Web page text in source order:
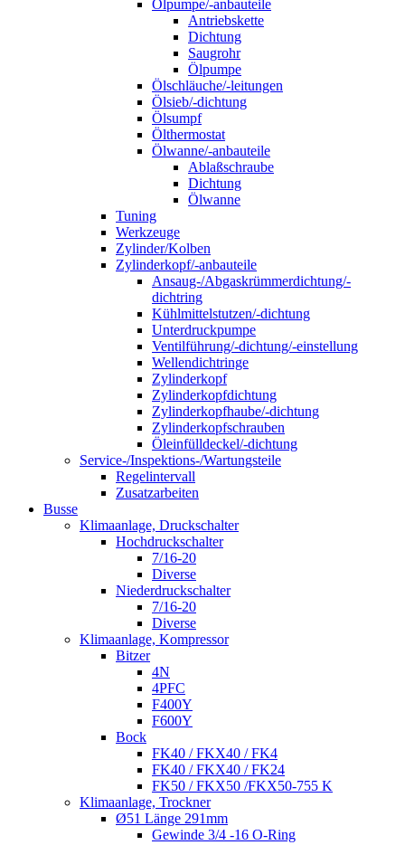
Ölpumpe/-anbauteile
Antriebskette
Dichtung
Saugrohr
Ölpumpe
Ölschläuche/-leitungen
Ölsieb/-dichtung
Ölsumpf
Ölthermostat
Ölwanne/-anbauteile
Ablaßschraube
Dichtung
Ölwanne
Tuning
Werkzeuge
Zylinder/Kolben
Zylinderkopf/-anbauteile
Ansaug-/Abgaskrümmerdichtung/-
dichtring
Kühlmittelstutzen/-dichtung
Unterdruckpumpe
Ventilführung/-dichtung/-einstellung
Wellendichtringe
Zylinderkopf
Zylinderkopfdichtung
Zylinderkopfhaube/-dichtung
Zylinderkopfschrauben
Öleinfülldeckel/-dichtung
Service-/Inspektions-/Wartungsteile
Regelintervall
Zusatzarbeiten
Busse
Klimaanlage, Druckschalter
Hochdruckschalter
7/16-20
Diverse
Niederdruckschalter
7/16-20
Diverse
Klimaanlage, Kompressor
Bitzer
4N
4PFC
F400Y
F600Y
Bock
FK40 / FKX40 / FK4
FK40 / FKX40 / FK24
FK50 / FKX50 /FKX50-755 K
Klimaanlage, Trockner
Ø51 Länge 291mm
Gewinde 3/4 -16 O-Ring